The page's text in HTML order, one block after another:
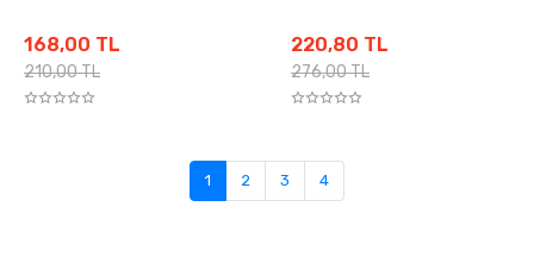
168,00 TL
210,00 TL
220,80 TL
276,00 TL
1 2 3 4